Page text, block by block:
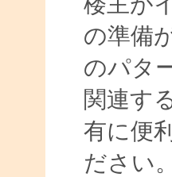
の準備
のパタ
関連す
有に便
ださい